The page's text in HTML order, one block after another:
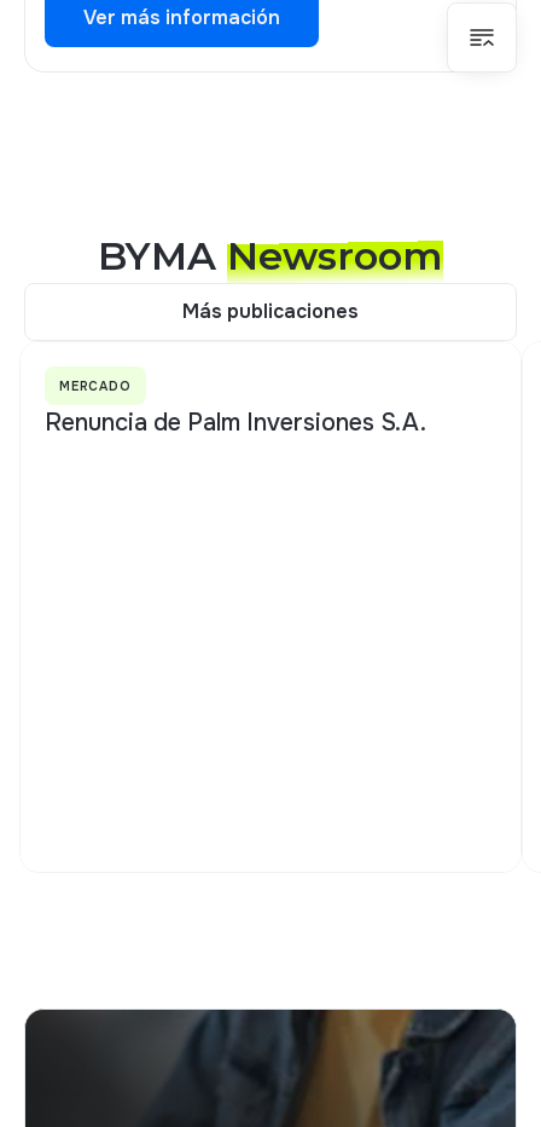
Ver más información
BYMA Newsroom
Más publicaciones
MERCADO
Renuncia de Palm Inversiones S.A.